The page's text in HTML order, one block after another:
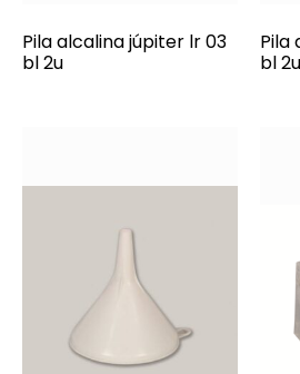
Pila alcalina júpiter lr 03
bl 2u
Pila
bl 2u